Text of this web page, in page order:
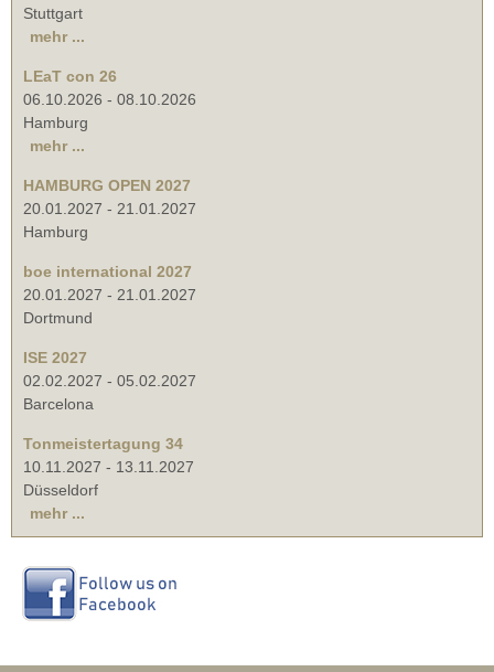
Stuttgart
mehr ...
LEaT con 26
06.10.2026 - 08.10.2026
Hamburg
mehr ...
HAMBURG OPEN 2027
20.01.2027 - 21.01.2027
Hamburg
boe international 2027
20.01.2027 - 21.01.2027
Dortmund
ISE 2027
02.02.2027 - 05.02.2027
Barcelona
Tonmeistertagung 34
10.11.2027 - 13.11.2027
Düsseldorf
mehr ...